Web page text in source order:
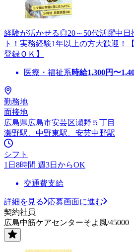
経験が活かせる◎20～50代活躍中
ト！実務経験1年以上の方大歓迎！
登録ＯＫ】
医療・福祉系時給1,300円〜
勤務地
面接地
広島県広島市安芸区瀬野５丁目
瀬野駅、中野東駅、安芸中野駅
シフト
1日8時間 週3日からOK
交通費支給
詳細を見る
応募画面に進む
契約社員
広島中筋ケアセンターそよ風/45000